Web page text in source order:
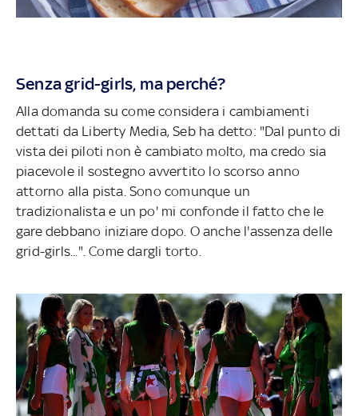
Senza grid-girls, ma perché?
Alla domanda su come considera i cambiamenti
dettati da Liberty Media, Seb ha detto: "Dal punto di
vista dei piloti non è cambiato molto, ma credo sia
piacevole il sostegno avvertito lo scorso anno
attorno alla pista. Sono comunque un
tradizionalista e un po' mi confonde il fatto che le
gare debbano iniziare dopo. O anche l'assenza delle
grid-girls...". Come dargli torto.